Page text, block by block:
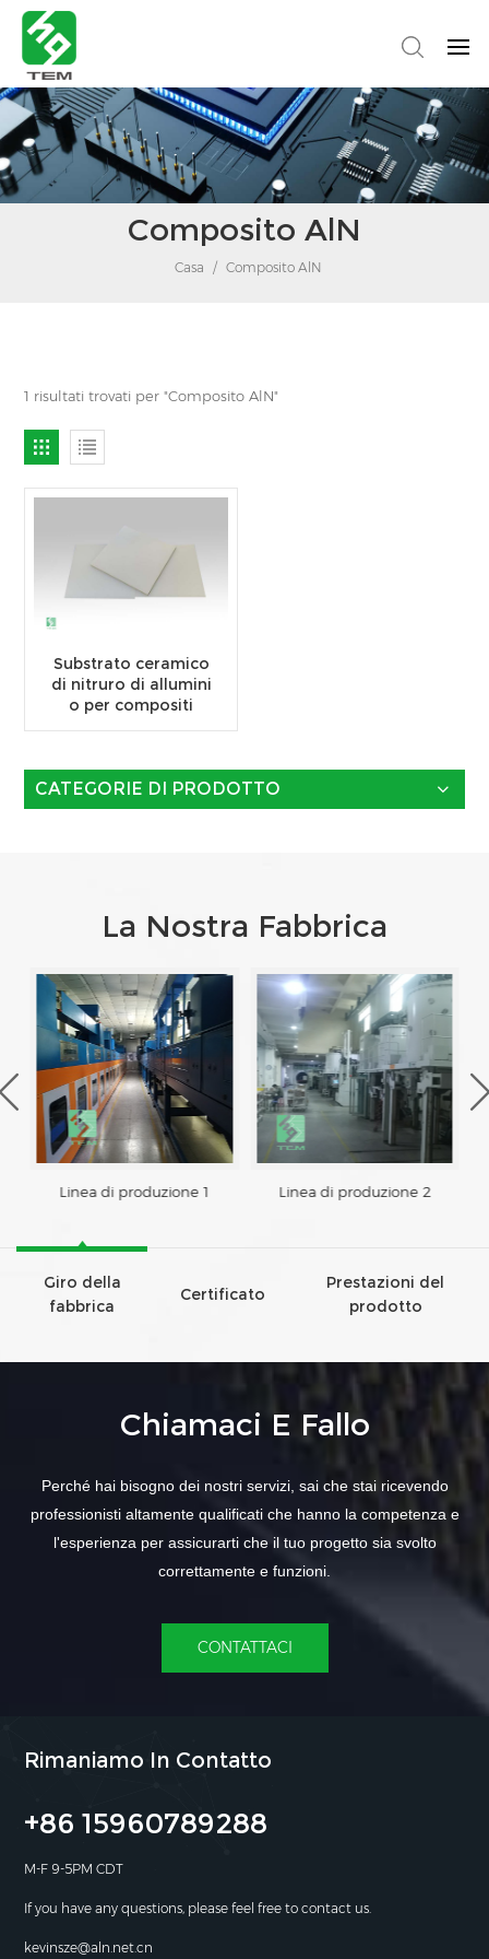
Composito AlN
Casa / Composito AlN
1 risultati trovati per "Composito AlN"
Substrato ceramico
di nitruro di allumini
o per compositi
CATEGORIE DI PRODOTTO
La Nostra Fabbrica
Linea di produzione 1 Linea di produzione 2
Giro della
fabbrica
Certificato
Prestazioni del
prodotto
Chiamaci E Fallo
Perché hai bisogno dei nostri servizi, sai che stai ricevendo
professionisti altamente qualificati che hanno la competenza e
l'esperienza per assicurarti che il tuo progetto sia svolto
correttamente e funzioni.
CONTATTACI
Rimaniamo In Contatto
+86 15960789288
M-F 9-5PM CDT
If you have any questions, please feel free to contact us.
kevinsze@aln.net.cn